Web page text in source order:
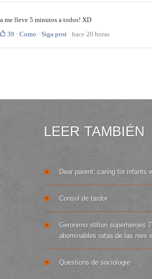
me lleve 5 minutos a todos! XD
39 · Como · Siga post · hace 20 horas
LEER TAMBIÉN
Dear parent: caring for infants
Consol de tardor
Geronimo stilton superheroes
abominables ratas de las niev
Questions de sociologie